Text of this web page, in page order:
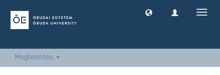
Megtekintés